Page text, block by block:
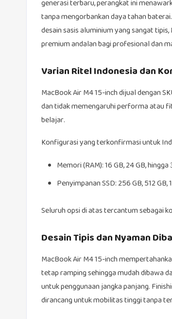
generasi terbaru, perangkat ini
tanpa mengorbankan daya tahan
desain sasis aluminium yang sangat
premium andalan bagi profesional dan
Varian Ritel Indonesia dan
MacBook Air M4 15-inch dijual dengan
dan tidak memengaruhi performa atau
belajar.
Konfigurasi yang terkonfirmasi untuk
Memori (RAM): 16 GB, 24 GB,
Penyimpanan SSD: 256 GB, 512 GB,
Seluruh opsi di atas tercantum sebagai
Desain Tipis dan Nyaman
MacBook Air M4 15-inch
tetap ramping sehingga mudah dibawa
untuk penggunaan jangka panjang.
dirancang untuk mobilitas tinggi tanpa